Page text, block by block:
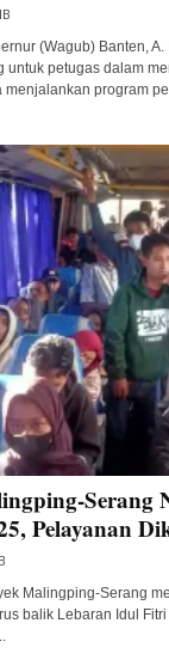
(Wagub) Banten,
untuk petugas dalam
menjalankan program
Serang
Pelayanan
Malingping-Serang
balik Lebaran Idul